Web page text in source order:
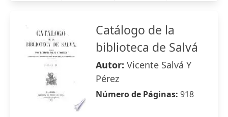
Catálogo de la
biblioteca de Salvá
Autor: Vicente Salvá Y
Pérez
Número de Páginas: 918